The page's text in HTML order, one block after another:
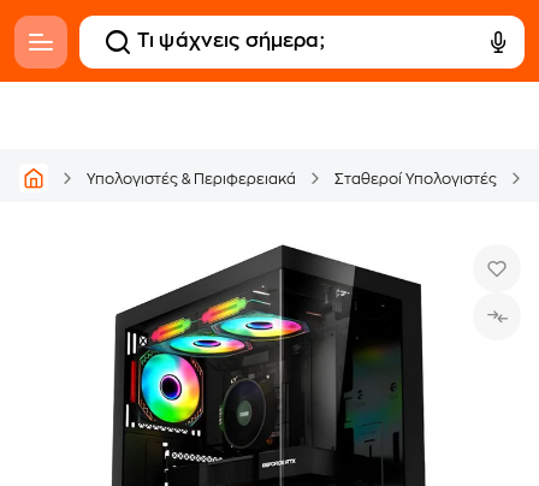
Υπολογιστές & Περιφερειακά Σταθεροί Υπολογιστές